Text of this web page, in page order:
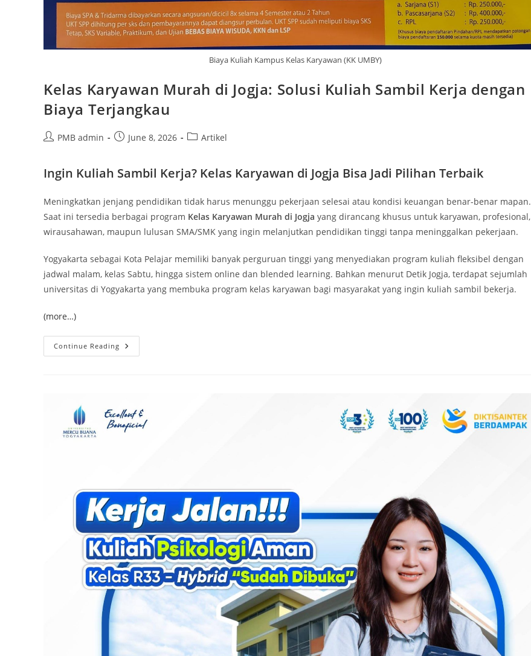
Biaya Kuliah Kampus Kelas Karyawan (KK UMBY)
Kelas Karyawan Murah di Jogja: Solusi Kuliah Sambil Kerja dengan
Biaya Terjangkau
PostPMB admin
PostJune 8, 2026
PostArtikel
Ingin Kuliah Sambil Kerja? Kelas Karyawan di Jogja Bisa Jadi Pilihan Terbaik
Meningkatkan jenjang pendidikan tidak harus menunggu pekerjaan selesai atau kondisi keuangan benar-benar mapan.
Saat ini tersedia berbagai program Kelas Karyawan Murah di Jogja yang dirancang khusus untuk karyawan, profesional,
wirausahawan, maupun lulusan SMA/SMK yang ingin melanjutkan pendidikan tinggi tanpa meninggalkan pekerjaan.
Yogyakarta sebagai Kota Pelajar memiliki banyak perguruan tinggi yang menyediakan program kuliah fleksibel dengan
jadwal malam, kelas Sabtu, hingga sistem online dan blended learning. Bahkan menurut Detik Jogja, terdapat sejumlah
universitas di Yogyakarta yang membuka program kelas karyawan bagi masyarakat yang ingin kuliah sambil bekerja.
(more…)
Continue Reading Kelas
Karyawan
Kerja
Dengan
Biaya